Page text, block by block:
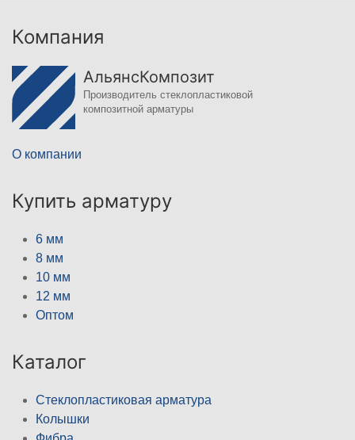
Компания
АльянсКомпозит
Производитель стеклопластиковой
композитной арматуры
О компании
Купить арматуру
6 мм
8 мм
10 мм
12 мм
Оптом
Каталог
Стеклопластиковая арматура
Колышки